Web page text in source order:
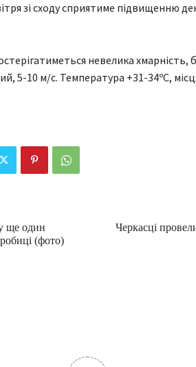
зі сходу сприятиме підвищенню
невелика хмарність,
5-10 м/с. Температура +31-34ºС,
ще один
(фото)
Черкасці